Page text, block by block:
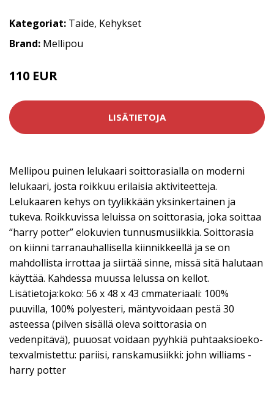
Kategoriat: Taide, Kehykset
Brand: Mellipou
110 EUR
LISÄTIETOJA
Mellipou puinen lelukaari soittorasialla on moderni
lelukaari, josta roikkuu erilaisia aktiviteetteja.
Lelukaaren kehys on tyylikkään yksinkertainen ja
tukeva. Roikkuvissa leluissa on soittorasia, joka soittaa
“harry potter” elokuvien tunnusmusiikkia. Soittorasia
on kiinni tarranauhallisella kiinnikkeellä ja se on
mahdollista irrottaa ja siirtää sinne, missä sitä halutaan
käyttää. Kahdessa muussa lelussa on kellot.
Lisätietoja:koko: 56 x 48 x 43 cmmateriaali: 100%
puuvilla, 100% polyesteri, mäntyvoidaan pestä 30
asteessa (pilven sisällä oleva soittorasia on
vedenpitävä), puuosat voidaan pyyhkiä puhtaaksioeko-
texvalmistettu: pariisi, ranskamusiikki: john williams -
harry potter